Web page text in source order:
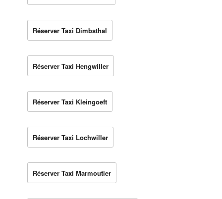
Réserver Taxi Dimbsthal
Réserver Taxi Hengwiller
Réserver Taxi Kleingoeft
Réserver Taxi Lochwiller
Réserver Taxi Marmoutier